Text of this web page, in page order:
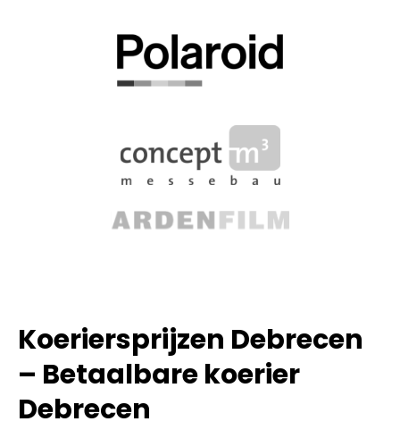
Koeriersprijzen Debrecen
– Betaalbare koerier
Debrecen